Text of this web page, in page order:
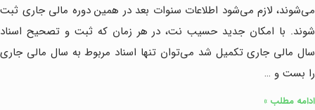
می‌شوند، لازم می‌شود اطلاعات سنوات بعد در همین دوره مالی جاری ثبت
شوند. با امکان جدید حسیب نت، در هر زمان که ثبت و تصحیح اسناد
سال مالی جاری تکمیل شد می‌توان تنها اسناد مربوط به سال مالی جاری
را بست و …
ادامه مطلب »